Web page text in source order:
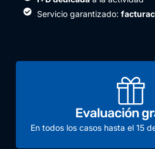
Servicio garantizado:
Evaluación
En todos los casos hasta el 15